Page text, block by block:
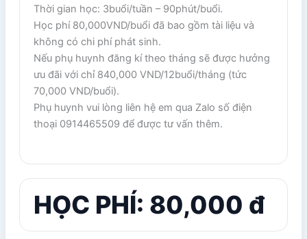
Thời gian học: 3buổi/tuần – 90phút/buổi.
Học phí 80,000VND/buổi đã bao gồm tài liệu và
không có chi phí phát sinh.
Nếu phụ huynh đăng kí theo tháng sẽ được hưởng
ưu đãi với chỉ 840,000 VND/12buổi/tháng (tức
70,000 VND/buổi).
Phụ huynh vui lòng liên hệ em qua Zalo số điện
thoại 0914465509 để được tư vấn thêm.
HỌC PHÍ: 80,000 đ